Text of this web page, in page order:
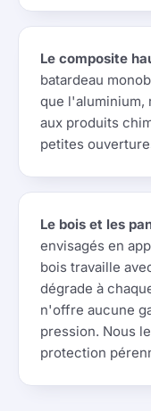
Le composite
batardeau
que l'aluminium,
aux produits
petites
Le bois et les
envisagés en
bois travaille
dégrade à
n'offre aucune
pression. Nous
protection